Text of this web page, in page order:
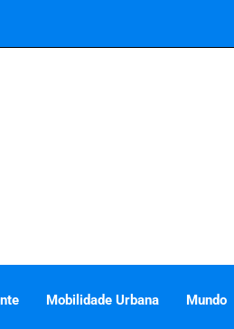
Mobilidade Urbana Mundo